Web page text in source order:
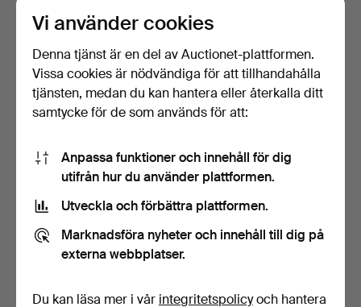
SIDOBORD, Sverige 1800-
2 tim 40 min
SKRIVBORD. Teak.
2 tim 42 min
Vi använder cookies
Denna tjänst är en del av Auctionet-plattformen.
Vissa cookies är nödvändiga för att tillhandahålla
tjänsten, medan du kan hantera eller återkalla ditt
samtycke för de som används för att:
Anpassa funktioner och innehåll för dig
utifrån hur du använder plattformen.
Utveckla och förbättra plattformen.
Marknadsföra nyheter och innehåll till dig på
externa webbplatser.
Du kan läsa mer i vår integritetspolicyoch hantera